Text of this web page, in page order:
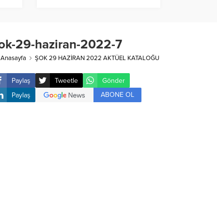
29-haziran-2022-7
Anasayfa ŞOK 29 HAZİRAN 2022 AKTÜEL KATALOĞU
Paylaş Tweetle
Gönder
Paylaş
ABONE OL